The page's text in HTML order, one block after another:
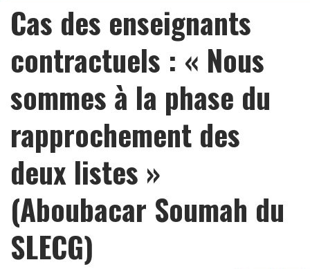
Cas des enseignants
contractuels : « Nous
sommes à la phase du
rapprochement des
deux listes »
(Aboubacar Soumah du
SLECG)